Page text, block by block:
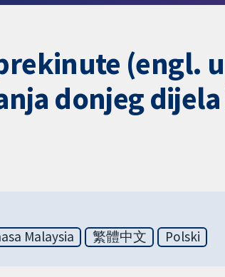
(engl.
donjeg
Malaysia 繁體中文 Polski